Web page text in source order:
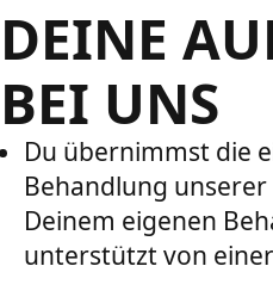
DEINE
BEI UNS
Du übernimmst die
Behandlung
Deinem eigenen
unterstützt von